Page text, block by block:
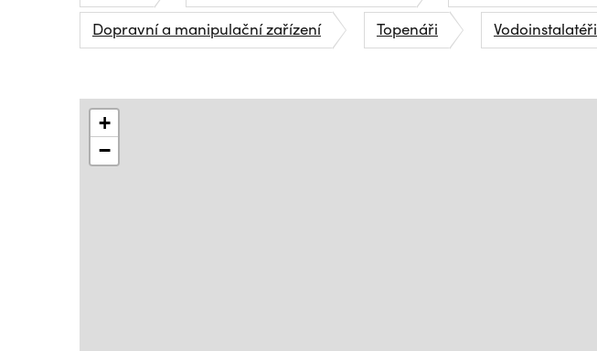
Dopravní a manipulační zařízení
Topenáři Vodoinstalatéři
+
−